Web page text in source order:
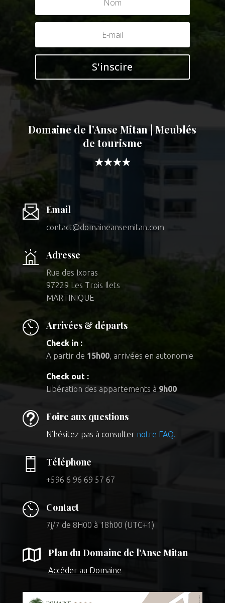
S'inscire
Domaine de l’Anse Mitan | Meublés
de tourisme
★★★★
Email
contact@domaineansemitan.com
Adresse
Rue des Ixoras
97229 Les Trois Ilets
MARTINIQUE
Arrivées & départs
Check in :
A partir de 15h00, arrivées en autonomie
Check out :
Libération des appartements à 9h00
t Foire aux questions
N’hésitez pas à consulter notre FAQ.
Téléphone
+596 6 96 69 57 67
Contact
7j/7 de 8H00 à 18h00 (UTC+1)
 Plan du Domaine de l'Anse Mitan
Accéder au Domaine